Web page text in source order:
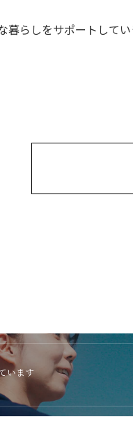
らしをサポートしてい
います